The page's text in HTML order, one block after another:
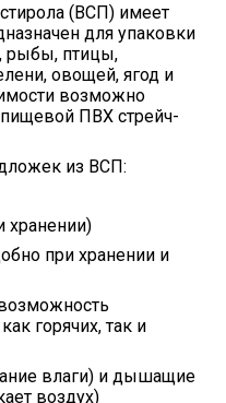
(ВСП) имеет
для упаковки
рыбы, птицы,
овощей, ягод и
возможно
ПВХ стрейч-
из ВСП:
хранении)
при хранении и
горячих, так и
влаги) и дышащие
воздух)